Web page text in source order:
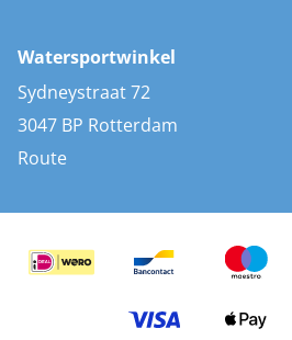
AIS transponders
Stootwillen en fenders
Bootkussens
Zwemtrappen
Watersportwinkel
Sydneystraat 72
3047 BP Rotterdam
Route